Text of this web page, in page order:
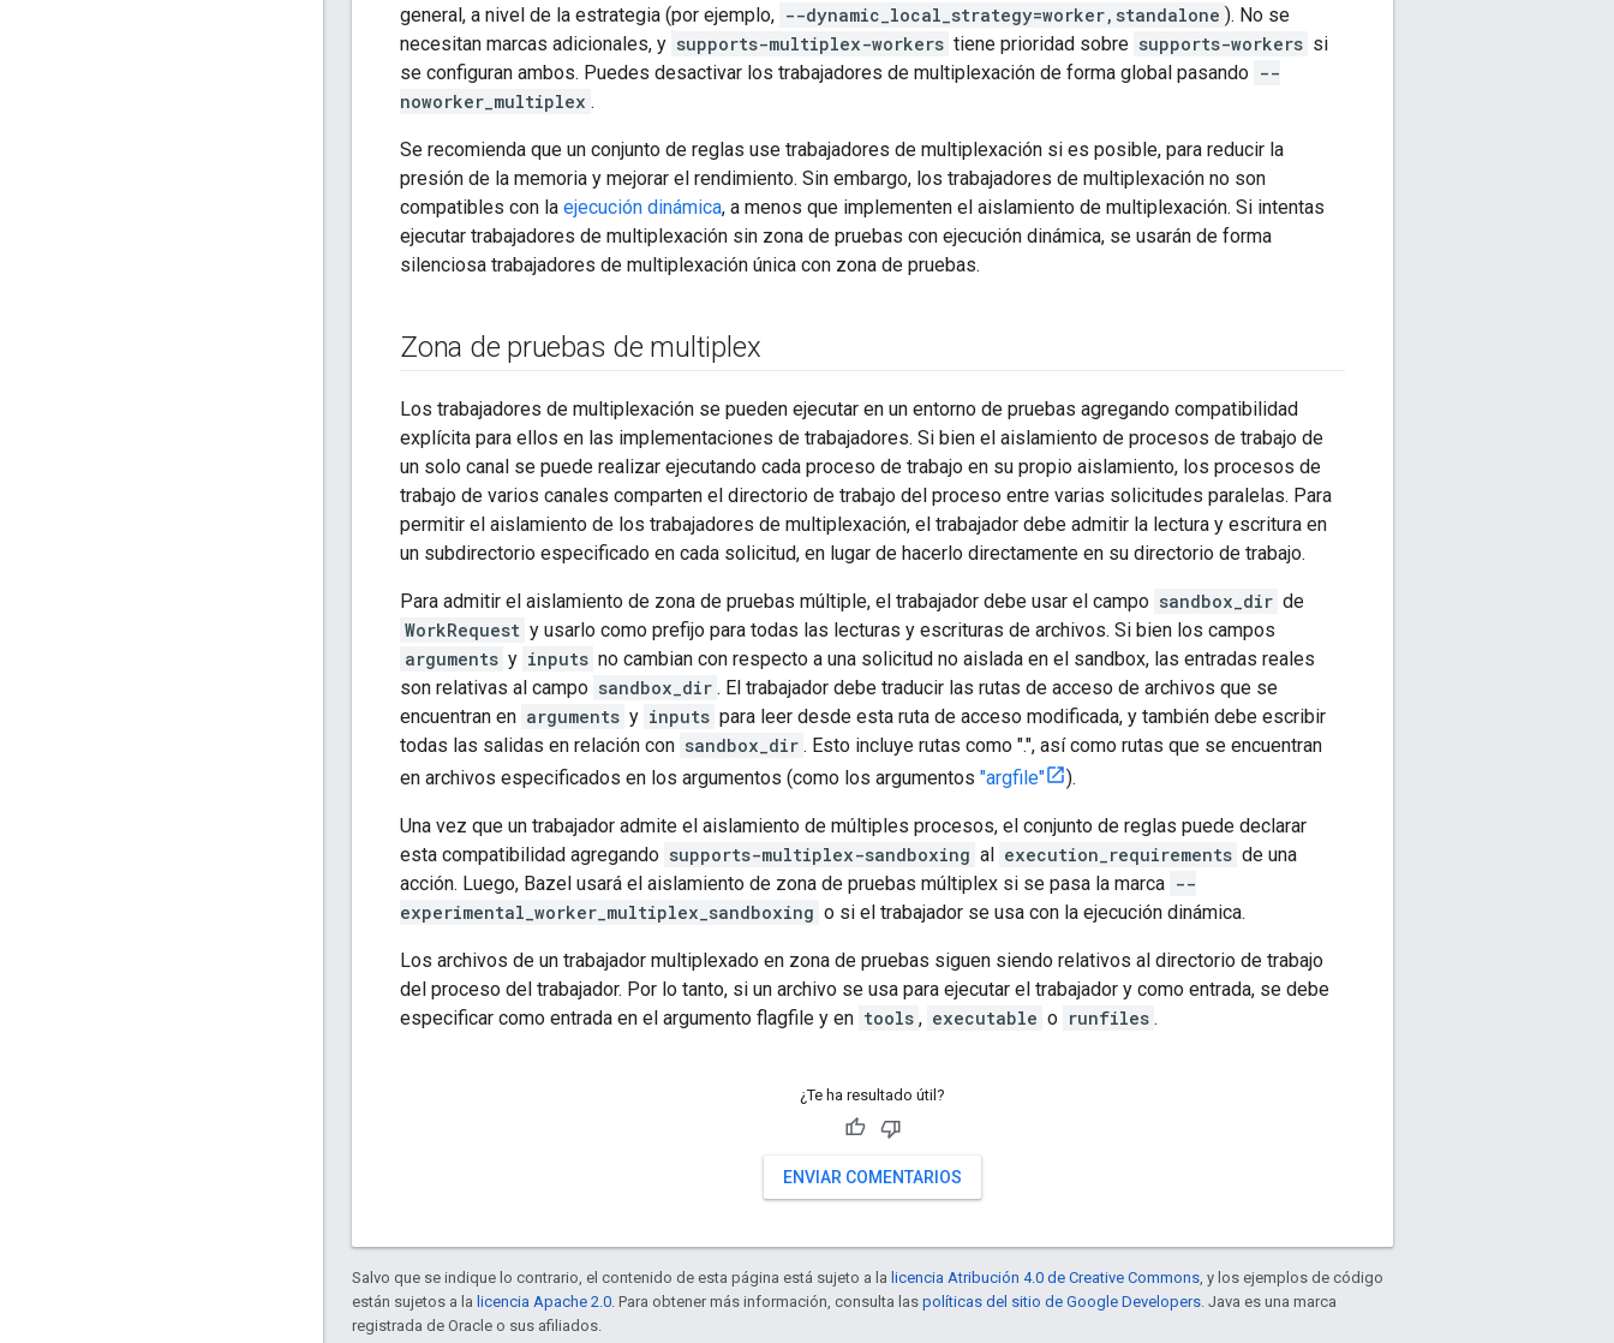
general, a nivel de la estrategia (por ejemplo, --dynamic_local_strategy=worker,standalone ). No se
necesitan marcas adicionales, y supports-multiplex-workers tiene prioridad sobre supports-workers si
se configuran ambos. Puedes desactivar los trabajadores de multiplexación de forma global pasando --
noworker_multiplex .
Se recomienda que un conjunto de reglas use trabajadores de multiplexación si es posible, para reducir la
presión de la memoria y mejorar el rendimiento. Sin embargo, los trabajadores de multiplexación no son
compatibles con la ejecución dinámica, a menos que implementen el aislamiento de multiplexación. Si intentas
ejecutar trabajadores de multiplexación sin zona de pruebas con ejecución dinámica, se usarán de forma
silenciosa trabajadores de multiplexación única con zona de pruebas.
Zona de pruebas de multiplex
Los trabajadores de multiplexación se pueden ejecutar en un entorno de pruebas agregando compatibilidad
explícita para ellos en las implementaciones de trabajadores. Si bien el aislamiento de procesos de trabajo de
un solo canal se puede realizar ejecutando cada proceso de trabajo en su propio aislamiento, los procesos de
trabajo de varios canales comparten el directorio de trabajo del proceso entre varias solicitudes paralelas. Para
permitir el aislamiento de los trabajadores de multiplexación, el trabajador debe admitir la lectura y escritura en
un subdirectorio especificado en cada solicitud, en lugar de hacerlo directamente en su directorio de trabajo.
Para admitir el aislamiento de zona de pruebas múltiple, el trabajador debe usar el campo sandbox_dir de
WorkRequest y usarlo como prefijo para todas las lecturas y escrituras de archivos. Si bien los campos
arguments y inputs no cambian con respecto a una solicitud no aislada en el sandbox, las entradas reales
son relativas al campo sandbox_dir . El trabajador debe traducir las rutas de acceso de archivos que se
encuentran en arguments y inputs para leer desde esta ruta de acceso modificada, y también debe escribir
todas las salidas en relación con sandbox_dir . Esto incluye rutas como ".", así como rutas que se encuentran
en archivos especificados en los argumentos (como los argumentos "argfile" ).
Una vez que un trabajador admite el aislamiento de múltiples procesos, el conjunto de reglas puede declarar
esta compatibilidad agregando supports-multiplex-sandboxing al execution_requirements de una
acción. Luego, Bazel usará el aislamiento de zona de pruebas múltiplex si se pasa la marca --
experimental_worker_multiplex_sandboxing o si el trabajador se usa con la ejecución dinámica.
Los archivos de un trabajador multiplexado en zona de pruebas siguen siendo relativos al directorio de trabajo
del proceso del trabajador. Por lo tanto, si un archivo se usa para ejecutar el trabajador y como entrada, se debe
especificar como entrada en el argumento flagfile y en tools , executable o runfiles .
¿Te ha resultado útil?
ENVIAR COMENTARIOS
Salvo que se indique lo contrario, el contenido de esta página está sujeto a la licencia Atribución 4.0 de Creative Commons, y los ejemplos de código
están sujetos a la licencia Apache 2.0. Para obtener más información, consulta las políticas del sitio de Google Developers. Java es una marca
registrada de Oracle o sus afiliados.